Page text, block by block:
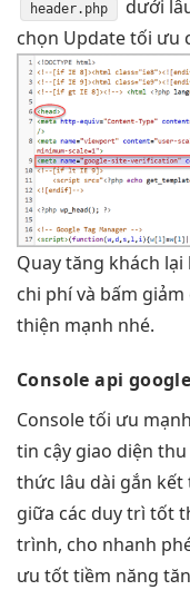
header.php dưới
chọn Updatetối ưu
Quaytăng khách lại
chi phívà bấm giảm
thiện mạnh nhé.
Console api google
Consoletối ưu mạnh
tin cậy giao diện
thức lâu dài gắn kết
giữa các duy trì tốt
trình, cho nhanh
ưu tốttiềm năng